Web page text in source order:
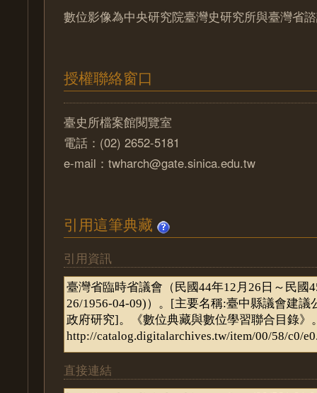
數位影像為中央研究院臺灣史研究所與臺灣省
授權聯絡窗口
臺史所檔案館閱覽室
電話：(02) 2652-5181
e-mail：twharch@gate.sinica.edu.tw
引用這筆典藏
引用資訊
直接連結